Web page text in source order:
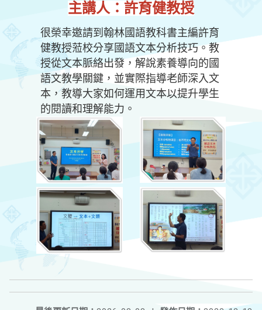
主講人：許育健教授
很榮幸邀請到翰林國語教科書主編許育
健教授蒞校分享國語文本分析技巧。教
授從文本脈絡出發，解說素養導向的國
語文教學關鍵，並實際指導老師深入文
本，教導大家如何運用文本以提升學生
的閱讀和理解能力。